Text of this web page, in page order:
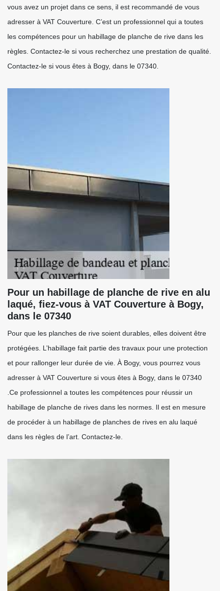
vous avez un projet dans ce sens, il est recommandé de vous
adresser à VAT Couverture. C’est un professionnel qui a toutes
les compétences pour un habillage de planche de rive dans les
règles. Contactez-le si vous recherchez une prestation de qualité.
Contactez-le si vous êtes à Bogy, dans le 07340.
Pour un habillage de planche de rive en alu
laqué, fiez-vous à VAT Couverture à Bogy,
dans le 07340
Pour que les planches de rive soient durables, elles doivent être
protégées. L’habillage fait partie des travaux pour une protection
et pour rallonger leur durée de vie. À Bogy, vous pourrez vous
adresser à VAT Couverture si vous êtes à Bogy, dans le 07340
.Ce professionnel a toutes les compétences pour réussir un
habillage de planche de rives dans les normes. Il est en mesure
de procéder à un habillage de planches de rives en alu laqué
dans les règles de l’art. Contactez-le.